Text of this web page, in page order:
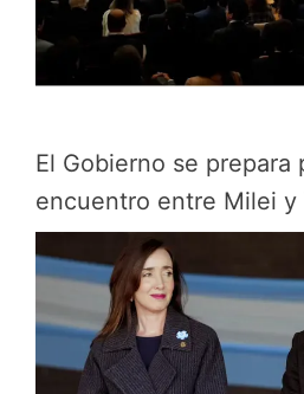
El Gobierno se prepara
encuentro entre Milei y